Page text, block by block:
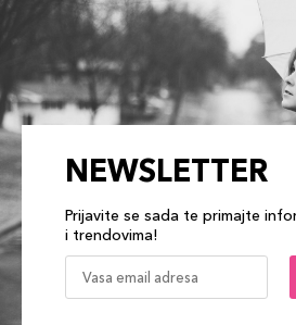
NEWSLETTER
Prijavite se sada te primajte
i trendovima!